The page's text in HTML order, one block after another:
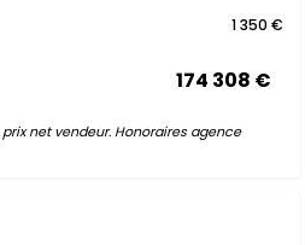
1 350 €
174 308 €
net vendeur. Honoraires agence